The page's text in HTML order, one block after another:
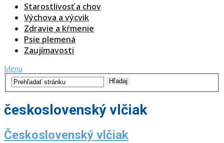
Starostlivosť a chov
Výchova a výcvik
Zdravie a kŕmenie
Psie plemená
Zaujímavosti
Menu
československý vlčiak
Československý vlčiak